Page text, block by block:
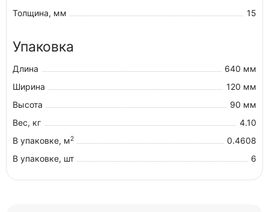
Толщина, мм
15
Упаковка
Длина
640 мм
Ширина
120 мм
Высота
90 мм
Вес, кг
4.10
В упаковке, м2
0.4608
В упаковке, шт
6